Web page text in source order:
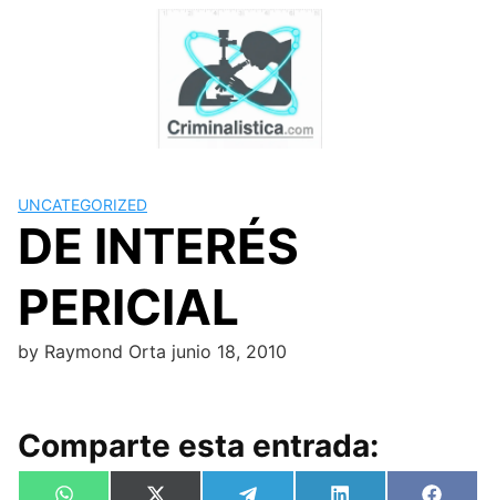
UNCATEGORIZED
DE INTERÉS
PERICIAL
by Raymond Orta junio 18, 2010
Comparte esta entrada: